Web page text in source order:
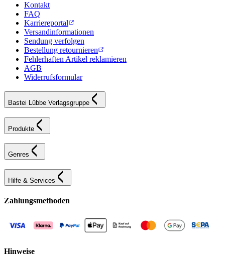
Kontakt
FAQ
Karriereportal
Versandinformationen
Sendung verfolgen
Bestellung retournieren
Fehlerhaften Artikel reklamieren
AGB
Widerrufsformular
Bastei Lübbe Verlagsgruppe
Produkte
Genres
Hilfe & Services
Zahlungsmethoden
Hinweise